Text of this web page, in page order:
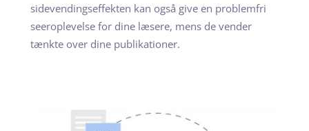
sidevendingseffekten kan også give en problemfri
seeroplevelse for dine læsere, mens de vender
tænkte over dine publikationer.